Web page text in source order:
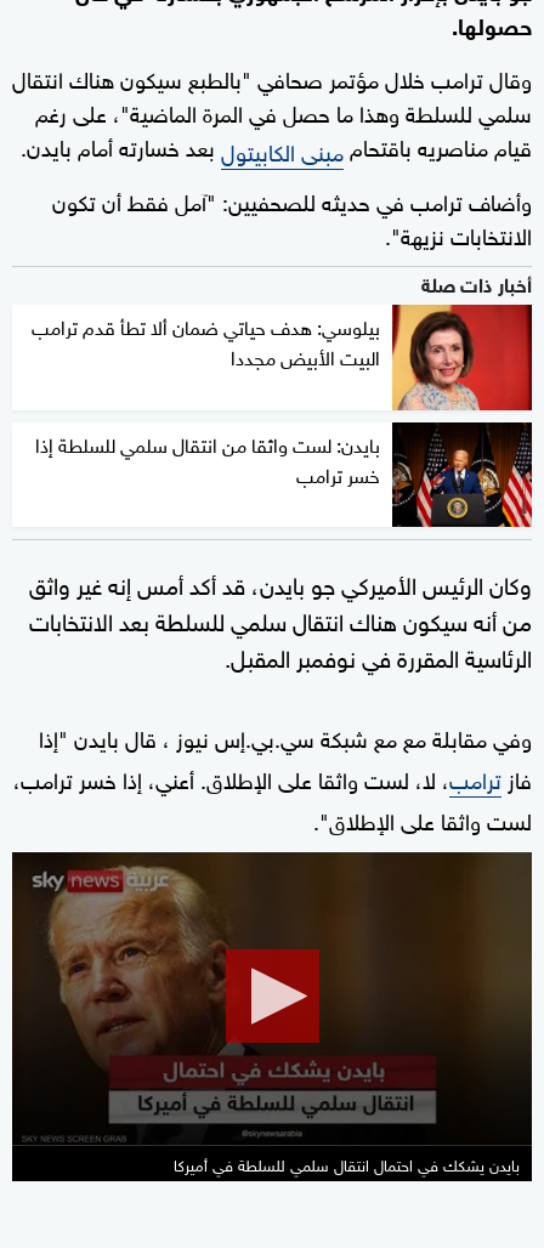
حصولها.
وقال ترامب خلال مؤتمر صحافي "بالطبع سيكون هناك انتقال
سلمي للسلطة وهذا ما حصل في المرة الماضية"، على رغم
قيام مناصريه باقتحاممبنى الكابيتولبعد خسارته أمام بايدن.
وأضاف ترامب في حديثه للصحفيين: "آمل فقط أن تكون
الانتخابات نزيهة".
أخبار ذات صلة
بيلوسي: هدف حياتي ضمان ألا تطأ قدم ترامب
البيت الأبيض مجددا
بايدن: لست واثقا من انتقال سلمي للسلطة إذا
خسر ترامب
وكان الرئيس الأميركي جو بايدن، قد أكد أمس إنه غير واثق
من أنه سيكون هناك انتقال سلمي للسلطة بعد الانتخابات
الرئاسية المقررة في نوفمبر المقبل.
وفي مقابلة مع مع شبكة سي.بي.إس نيوز ، قال بايدن "إذا
فاز ترامب، لا، لست واثقا على الإطلاق. أعني، إذا خسر ترامب،
لست واثقا على الإطلاق".
seconds
minutes,
seconds
بايدن يشكك في احتمال انتقال سلمي للسلطة في أميركا